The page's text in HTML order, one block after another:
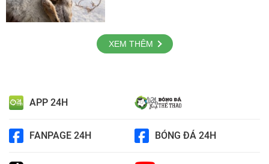
XEM THÊM
APP 24H
FANPAGE 24H BÓNG ĐÁ 24H